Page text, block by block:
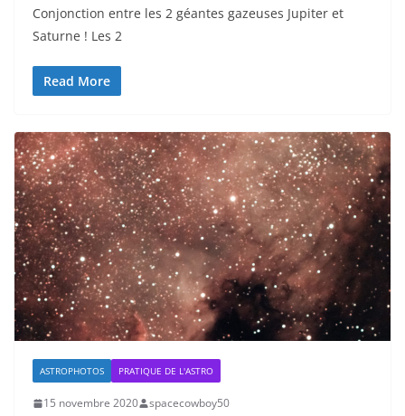
Conjonction entre les 2 géantes gazeuses Jupiter et
Saturne ! Les 2
Read More
ASTROPHOTOS PRATIQUE DE L'ASTRO
15 novembre 2020 spacecowboy50